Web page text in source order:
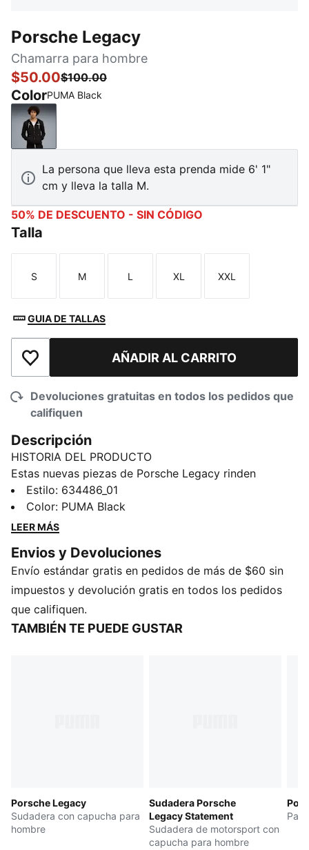
Porsche Legacy
Chamarra para hombre
$50.00$100.00
ColorPUMA Black
PUMA Black
La persona que lleva esta prenda mide 6' 1"
cm y lleva la talla M.
50% DE DESCUENTO - SIN CÓDIGO
Talla
Talla
S
Talla
M
Talla
L
Talla
XL
Talla
XXL
GUIA DE TALLAS
Añadir a la lista de deseosAÑADIR AL CARRITO
Devoluciones gratuitas en todos los pedidos que
califiquen
Descripción
HISTORIA DEL PRODUCTO
Estas nuevas piezas de Porsche Legacy rinden
homenaje al emblemático legado motorsport de la
marca, combinando materiales de primera calidad con
un diseño atemporal. Inspiradas en el espíritu del alto
la comodidad moderna. Ya sea en la pista o en la
calle, encarna el legado de Porsche con estilo.
Inspirada en la cultura de los clubes de automovilismo,
esta chamarra transmite la energía del circuito.
CARACTERÍSTICAS Y BENEFICIOS
Estilo: 634486_01
Color: PUMA Black
LEER MÁS
Envios y Devoluciones
Envío estándar gratis en pedidos de más de $60 sin
impuestos y devolución gratis en todos los pedidos
que califiquen.
TAMBIÉN TE PUEDE GUSTAR
Porsche Legacy
Sudadera con capucha para
hombre
Sudadera Porsche
Legacy Statement
Sudadera de motorsport con
capucha para hombre